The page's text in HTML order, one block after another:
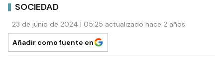
SOCIEDAD
23 de junio de 2024 | 05:25 actualizado hace 2 años
Añadir como fuente en